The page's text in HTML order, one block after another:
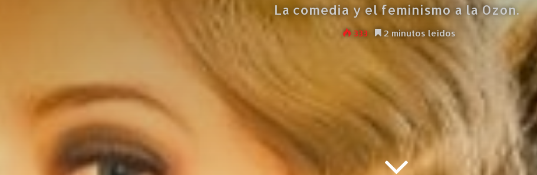
La comedia y el feminismo a la Ozon.
333 2 minutos leídos